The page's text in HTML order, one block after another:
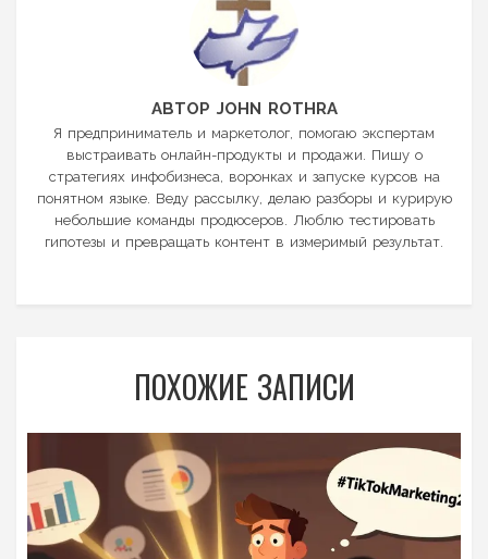
АВТОР JOHN ROTHRA
Я предприниматель и маркетолог, помогаю экспертам
выстраивать онлайн-продукты и продажи. Пишу о
стратегиях инфобизнеса, воронках и запуске курсов на
понятном языке. Веду рассылку, делаю разборы и курирую
небольшие команды продюсеров. Люблю тестировать
гипотезы и превращать контент в измеримый результат.
ПОХОЖИЕ ЗАПИСИ